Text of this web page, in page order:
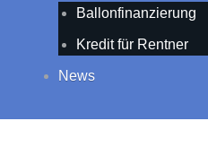
Ballonfinanzierung
Kredit für Rentner
News